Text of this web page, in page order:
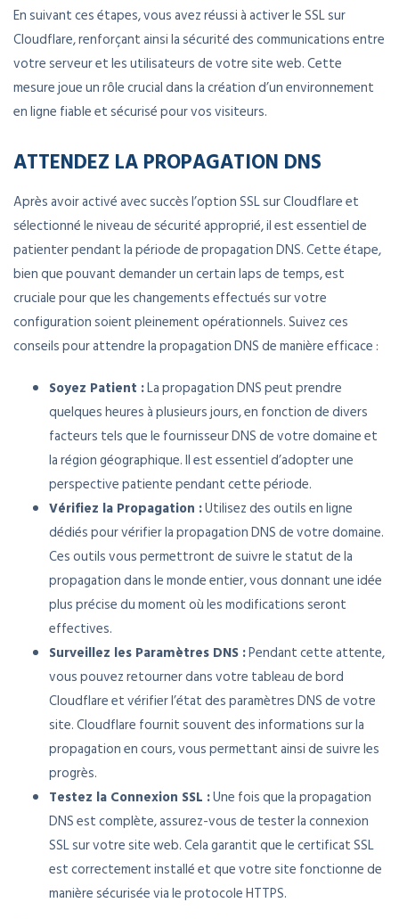
En suivant ces étapes, vous avez réussi à activer le SSL sur
Cloudflare, renforçant ainsi la sécurité des communications entre
votre serveur et les utilisateurs de votre site web. Cette
mesure joue un rôle crucial dans la création d’un environnement
en ligne fiable et sécurisé pour vos visiteurs.
ATTENDEZ LA PROPAGATION DNS
Après avoir activé avec succès l’option SSL sur Cloudflare et
sélectionné le niveau de sécurité approprié, il est essentiel de
patienter pendant la période de propagation DNS. Cette étape,
bien que pouvant demander un certain laps de temps, est
cruciale pour que les changements effectués sur votre
configuration soient pleinement opérationnels. Suivez ces
conseils pour attendre la propagation DNS de manière efficace :
Soyez Patient :La propagation DNS peut prendre
quelques heures à plusieurs jours, en fonction de divers
facteurs tels que le fournisseur DNS de votre domaine et
la région géographique. Il est essentiel d’adopter une
perspective patiente pendant cette période.
Vérifiez la Propagation :Utilisez des outils en ligne
dédiés pour vérifier la propagation DNS de votre domaine.
Ces outils vous permettront de suivre le statut de la
propagation dans le monde entier, vous donnant une idée
plus précise du moment où les modifications seront
effectives.
Surveillez les Paramètres DNS :Pendant cette attente,
vous pouvez retourner dans votre tableau de bord
Cloudflare et vérifier l’état des paramètres DNS de votre
site. Cloudflare fournit souvent des informations sur la
propagation en cours, vous permettant ainsi de suivre les
progrès.
Testez la Connexion SSL :Une fois que la propagation
DNS est complète, assurez-vous de tester la connexion
SSL sur votre site web. Cela garantit que le certificat SSL
est correctement installé et que votre site fonctionne de
manière sécurisée via le protocole HTTPS.